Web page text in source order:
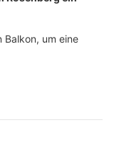
Balkon, um eine